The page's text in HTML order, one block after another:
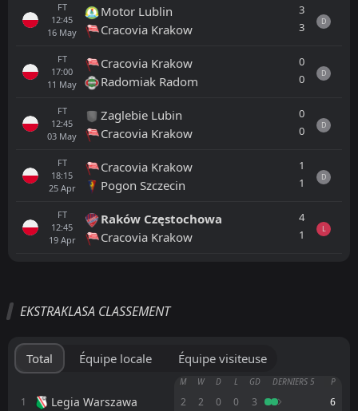
FT
12:45
16 May
Motor Lublin
Cracovia Krakow
3
3
D
FT
17:00
11 May
Cracovia Krakow
Radomiak Radom
0
0
D
FT
12:45
03 May
Zaglebie Lubin
Cracovia Krakow
0
0
D
FT
18:15
25 Apr
Cracovia Krakow
Pogon Szczecin
1
1
D
FT
12:45
19 Apr
Raków Częstochowa
Cracovia Krakow
4
1
L
14Aug
Radomiak Radom
08Aug
Radomiak Radom
Gornik Zabrze
EKSTRAKLASA CLASSEMENT
Total Équipe locale Équipe visiteuse
M W D L GD DERNIERS 5 P
1 Legia Warszawa 2 2 0 0 3 6